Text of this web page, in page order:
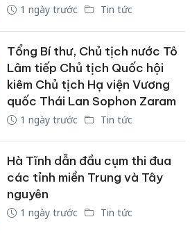
1 ngày trước Tin tức
Tổng Bí thư, Chủ tịch nước Tô
Lâm tiếp Chủ tịch Quốc hội
kiêm Chủ tịch Hạ viện Vương
quốc Thái Lan Sophon Zaram
1 ngày trước Tin tức
Hà Tĩnh dẫn đầu cụm thi đua
các tỉnh miền Trung và Tây
nguyên
1 ngày trước Tin tức